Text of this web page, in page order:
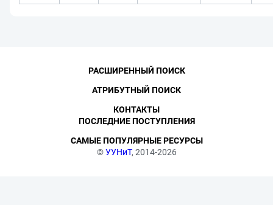
©УУНиТ, 2014-2026
РАСШИРЕННЫЙ ПОИСК
АТРИБУТНЫЙ ПОИСК
КОНТАКТЫ
ПОСЛЕДНИЕ ПОСТУПЛЕНИЯ
САМЫЕ ПОПУЛЯРНЫЕ РЕСУРСЫ